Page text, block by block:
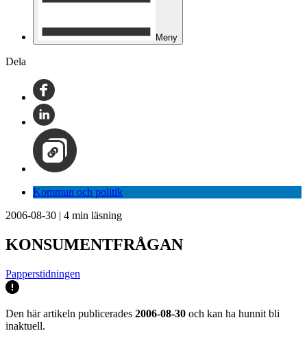
Meny
Dela
Kommun och politik
2006-08-30 | 4 min läsning
KONSUMENTFRÅGAN
Papperstidningen
Den här artikeln publicerades 2006-08-30 och kan ha hunnit bli
inaktuell.